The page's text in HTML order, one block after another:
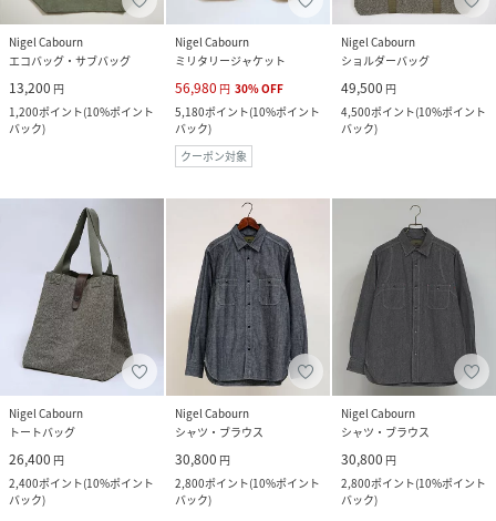
Nigel Cabourn
エコバッグ・サブバッグ
13,200 円
1,200ポイント(10%ポイント
バック)
Nigel Cabourn
ミリタリージャケット
56,980 円 30%OFF
5,180ポイント(10%ポイント
バック)
クーポン対象
Nigel Cabourn
ショルダーバッグ
49,500 円
4,500ポイント(10%ポイント
バック)
Nigel Cabourn
トートバッグ
26,400 円
2,400ポイント(10%ポイント
バック)
Nigel Cabourn
シャツ・ブラウス
30,800 円
2,800ポイント(10%ポイント
バック)
Nigel Cabourn
シャツ・ブラウス
30,800 円
2,800ポイント(10%ポイント
バック)